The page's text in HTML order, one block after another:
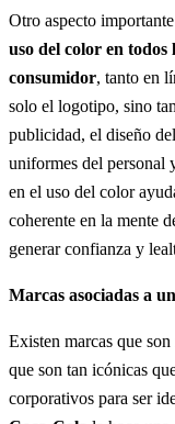
Otro aspecto
uso del color en todos
consumidor, tanto en
solo el logotipo, sino
publicidad, el diseño
uniformes del personal
en el uso del color
coherente en la mente
generar confianza y
Marcas asociadas a
Existen marcas que
que son tan icónicas
corporativos para ser